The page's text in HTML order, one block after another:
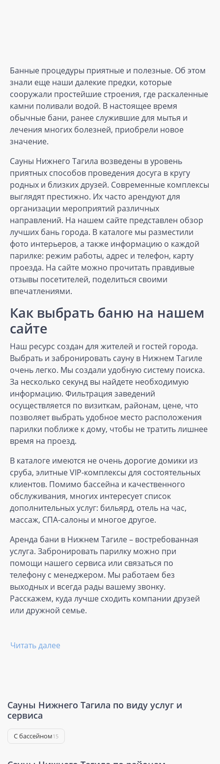
Банные процедуры приятные и полезные. Об этом
знали еще наши далекие предки, которые
сооружали простейшие строения, где раскаленные
камни поливали водой. В настоящее время
обычные бани, ранее служившие для мытья и
лечения многих болезней, приобрели новое
значение.
Сауны Нижнего Тагила возведены в уровень
приятных способов проведения досуга в кругу
родных и близких друзей. Современные комплексы
выглядят престижно. Их часто арендуют для
организации мероприятий различных
направлений. На нашем сайте представлен обзор
лучших бань города. В каталоге мы разместили
фото интерьеров, а также информацию о каждой
парилке: режим работы, адрес и телефон, карту
проезда. На сайте можно прочитать правдивые
отзывы посетителей, поделиться своими
впечатлениями.
Как выбрать баню на нашем
сайте
Наш ресурс создан для жителей и гостей города.
Выбрать и забронировать сауну в Нижнем Тагиле
очень легко. Мы создали удобную систему поиска.
За несколько секунд вы найдете необходимую
информацию. Фильтрация заведений
осуществляется по визиткам, районам, цене, что
позволяет выбрать удобное место расположения
парилки поближе к дому, чтобы не тратить лишнее
время на проезд.
В каталоге имеются не очень дорогие домики из
сруба, элитные VIP-комплексы для состоятельных
клиентов. Помимо бассейна и качественного
обслуживания, многих интересует список
дополнительных услуг: бильярд, отель на час,
массаж, СПА-салоны и многое другое.
Аренда бани в Нижнем Тагиле – востребованная
услуга. Забронировать парилку можно при
помощи нашего сервиса или связаться по
телефону с менеджером. Мы работаем без
выходных и всегда рады вашему звонку.
Расскажем, куда лучше сходить компании друзей
или дружной семье.
Читать далее
Сауны Нижнего Тагила по виду услуг и
сервиса
С бассейном15